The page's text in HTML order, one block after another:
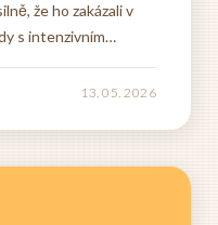
že ho zakázali v
s intenzivním
lidem doslova vyrazí
13. 05. 2026